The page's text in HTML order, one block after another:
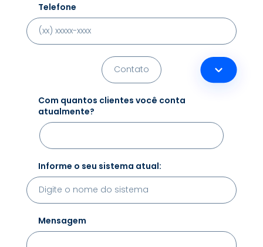
Telefone
Com quantos clientes você conta
atualmente?
Informe o seu sistema atual:
Mensagem